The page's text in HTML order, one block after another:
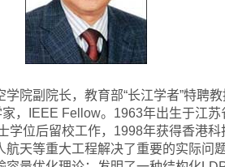
院副院长，教育部“长江学者”特聘
，IEEE Fellow。1963年出生于江
学位后留校工作，1998年获得香港
天等重大工程解决了重要的实际问